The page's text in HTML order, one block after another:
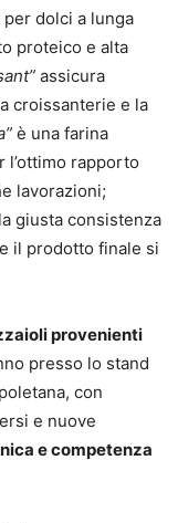
dolci a lunga
proteico e alta
assicura
croissanterie e la
è una farina
rapporto
lavorazioni;
giusta consistenza
il prodotto finale si
provenienti
presso lo stand
con
e nuove
e competenza